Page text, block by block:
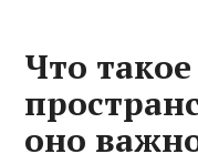
Что
оно